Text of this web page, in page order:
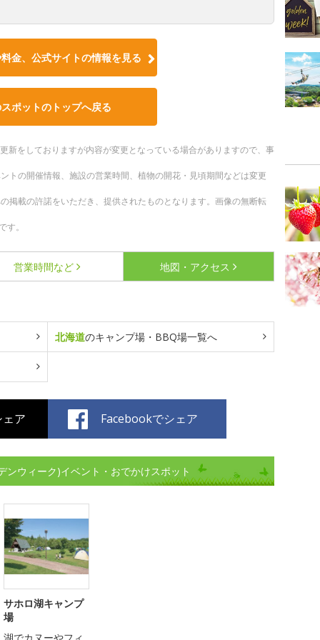
金、公式サイトの情報を見る
ポットのトップへ戻る
をしておりますが内容が変更となっている場合がありますので、事
トの開催情報、施設の営業時間、植物の開花・見頃期間などは変更
掲載の許諾をいただき、提供されたものとなります。画像の無断転
。
営業時間など 地図・アクセス
北海道のキャンプ場・BBQ場一覧へ
ア Facebookでシェア
ンウィーク)イベント・おでかけスポット
サホロ湖キャンプ
場